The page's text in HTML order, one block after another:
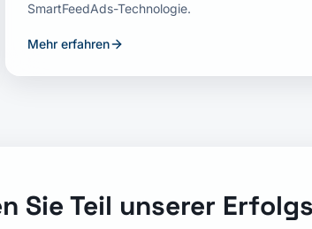
SmartFeedAds-Technologie.
Mehr erfahren
Sie Teil unserer